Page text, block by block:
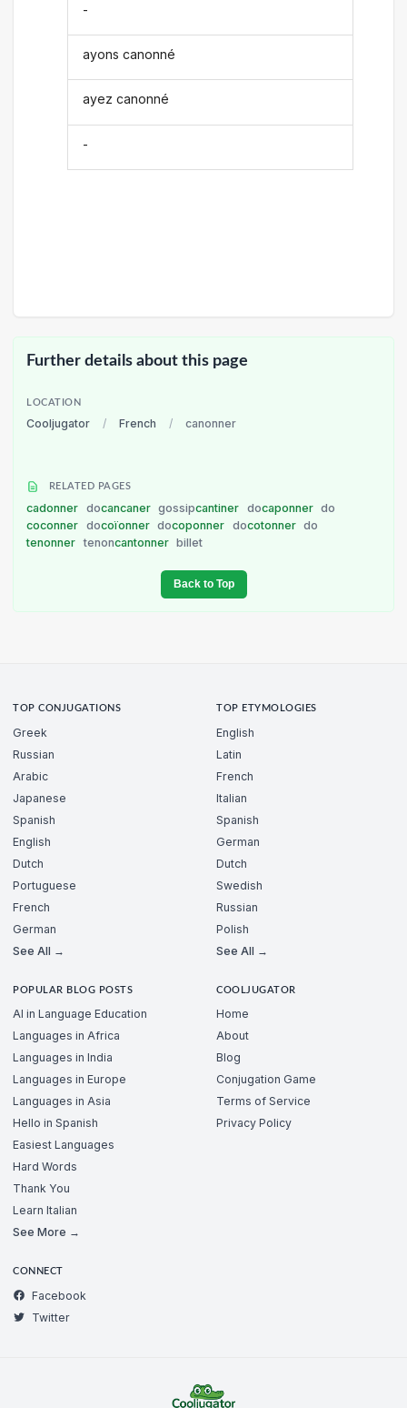
-
ayons canonné
ayez canonné
-
Further details about this page
LOCATION
Cooljugator / French / canonner
RELATED PAGES
cadonner docancaner gossipcantiner docaponner do
coconner docoïonner docoponner docotonner do
tenonner tenoncantonner billet
Back to Top
TOP CONJUGATIONS
Greek
Russian
Arabic
Japanese
Spanish
English
Dutch
Portuguese
French
German
See All →
TOP ETYMOLOGIES
English
Latin
French
Italian
Spanish
German
Dutch
Swedish
Russian
Polish
See All →
POPULAR BLOG POSTS
AI in Language Education
Languages in Africa
Languages in India
Languages in Europe
Languages in Asia
Hello in Spanish
Easiest Languages
Hard Words
Thank You
Learn Italian
See More →
COOLJUGATOR
Home
About
Blog
Conjugation Game
Terms of Service
Privacy Policy
CONNECT
Facebook
Twitter